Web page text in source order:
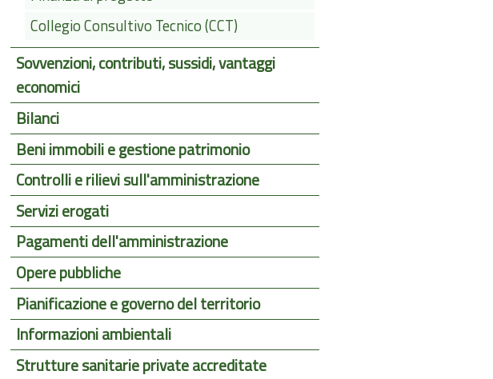
Collegio Consultivo Tecnico (CCT)
Sovvenzioni, contributi, sussidi, vantaggi
economici
Bilanci
Beni immobili e gestione patrimonio
Controlli e rilievi sull'amministrazione
Servizi erogati
Pagamenti dell'amministrazione
Opere pubbliche
Pianificazione e governo del territorio
Informazioni ambientali
Strutture sanitarie private accreditate